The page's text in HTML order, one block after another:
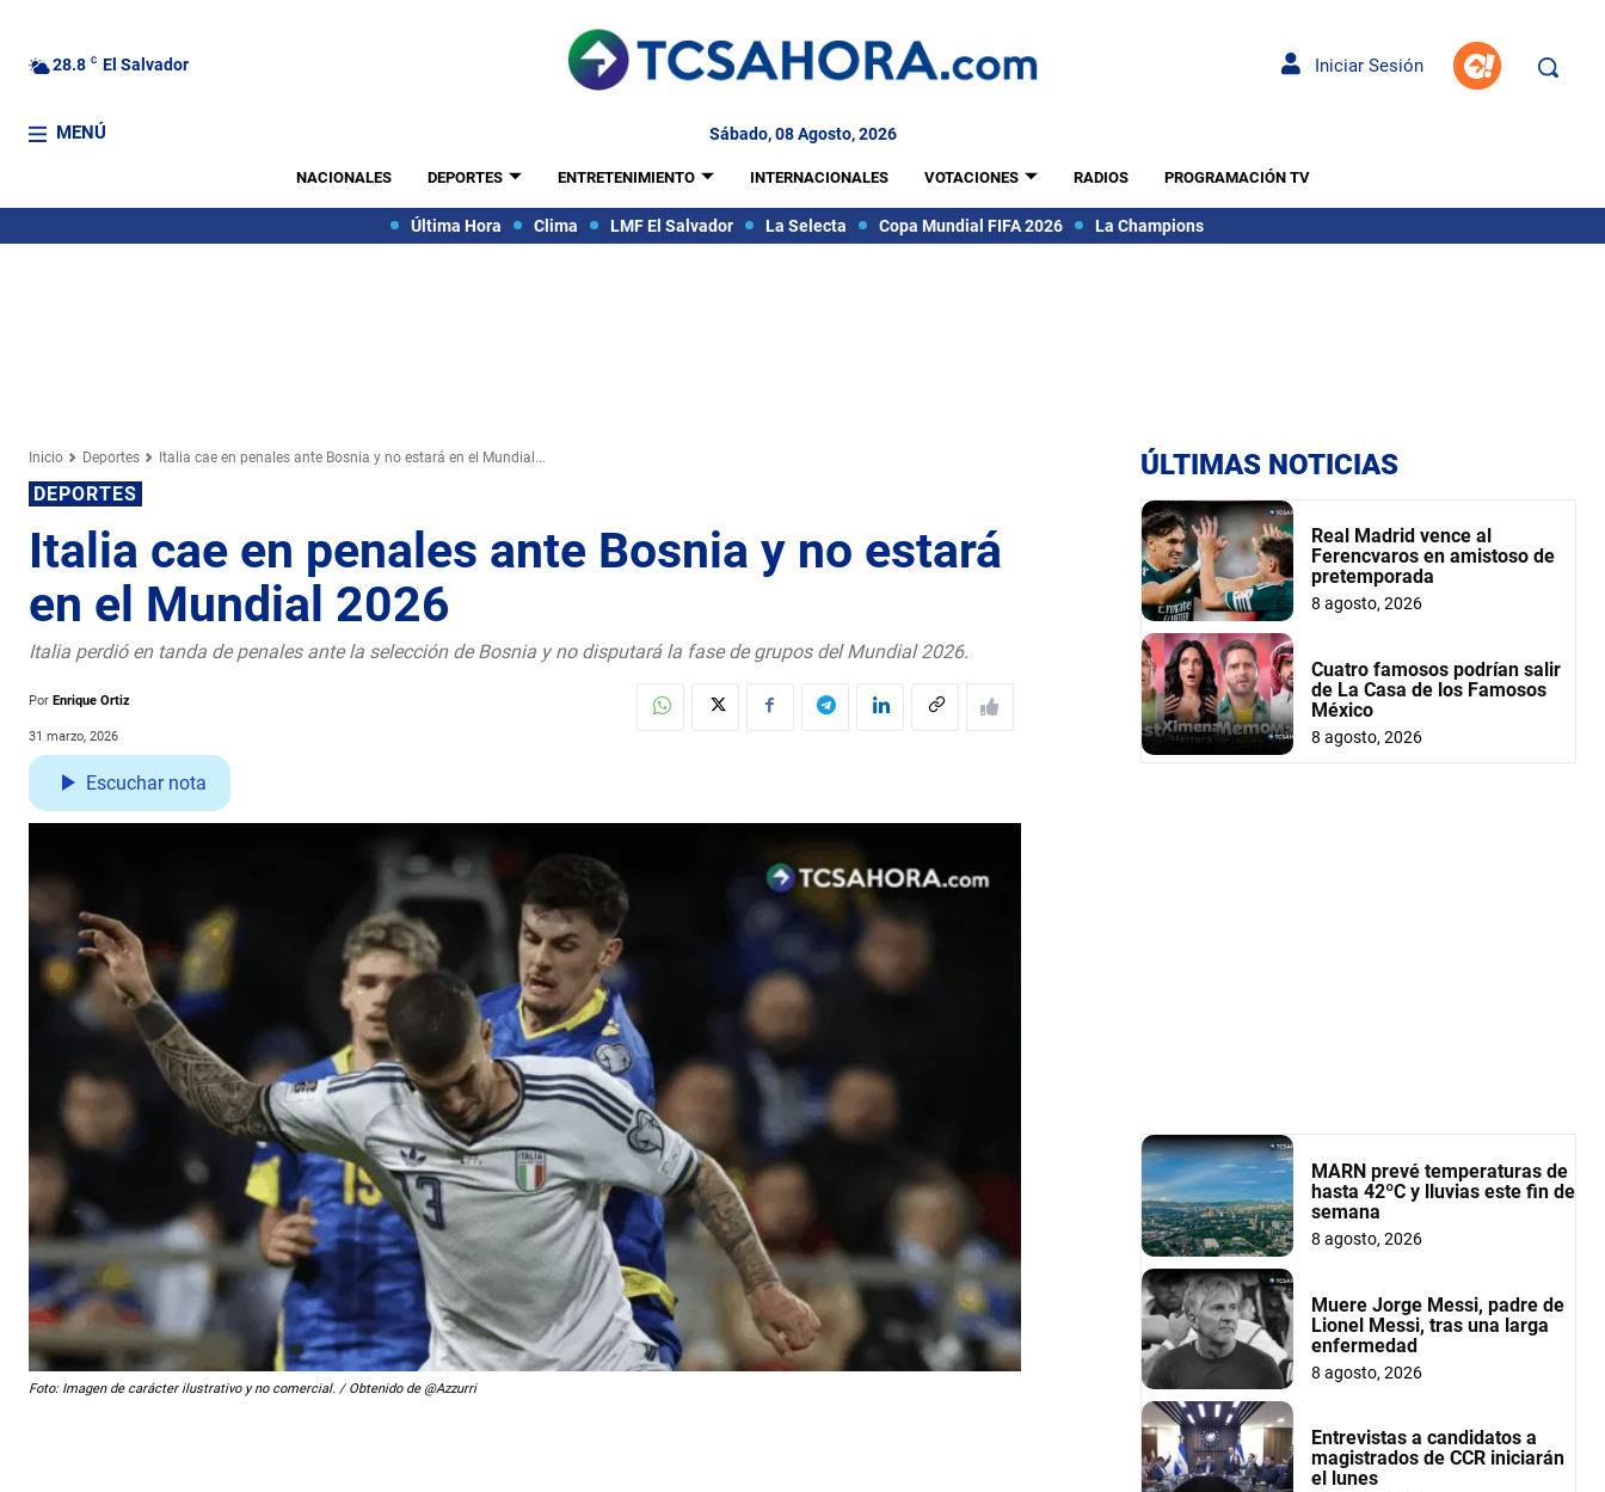
28.8 C El Salvador Iniciar Sesión
MENÚ Sábado, 08 Agosto, 2026
NACIONALES DEPORTES ENTRETENIMIENTO INTERNACIONALES VOTACIONES RADIOS PROGRAMACIÓN TV
Última Hora Clima LMF El Salvador La Selecta Copa Mundial FIFA 2026 La Champions
Inicio Deportes Italia cae en penales ante Bosnia y no estará en el Mundial...
DEPORTES
Italia cae en penales ante Bosnia y no estará
en el Mundial 2026
Italia perdió en tanda de penales ante la selección de Bosnia y no disputará la fase de grupos del Mundial 2026.
Por Enrique Ortiz
31 marzo, 2026
Escuchar nota
Foto: Imagen de carácter ilustrativo y no comercial. / Obtenido de @Azzurri
ÚLTIMAS NOTICIAS
Real Madrid vence al
Ferencvaros en amistoso de
pretemporada
8 agosto, 2026
Cuatro famosos podrían salir
de La Casa de los Famosos
México
8 agosto, 2026
MARN prevé temperaturas de
hasta 42ºC y lluvias este fin de
semana
8 agosto, 2026
Muere Jorge Messi, padre de
Lionel Messi, tras una larga
enfermedad
8 agosto, 2026
Entrevistas a candidatos a
magistrados de CCR iniciarán
el lunes